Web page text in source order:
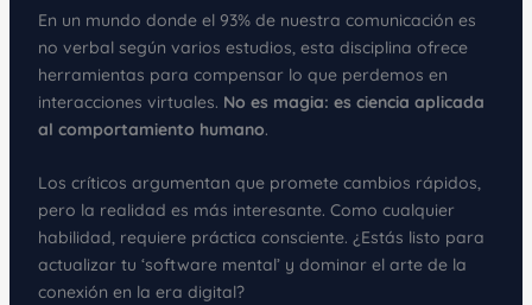
En un mundo donde el 93% de nuestra comunicación es
no verbal según varios estudios, esta disciplina ofrece
herramientas para compensar lo que perdemos en
interacciones virtuales. No es magia: es ciencia aplicada
al comportamiento humano.
Los críticos argumentan que promete cambios rápidos,
pero la realidad es más interesante. Como cualquier
habilidad, requiere práctica consciente. ¿Estás listo para
actualizar tu ‘software mental’ y dominar el arte de la
conexión en la era digital?